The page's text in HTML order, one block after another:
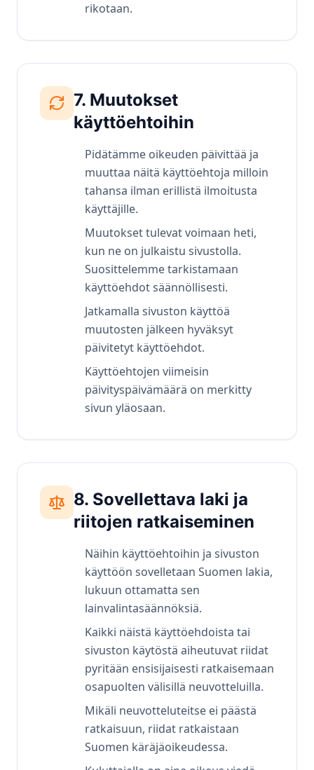
rikotaan.
7. Muutokset
käyttöehtoihin
Pidätämme oikeuden päivittää ja
muuttaa näitä käyttöehtoja milloin
tahansa ilman erillistä ilmoitusta
käyttäjille.
Muutokset tulevat voimaan heti,
kun ne on julkaistu sivustolla.
Suosittelemme tarkistamaan
käyttöehdot säännöllisesti.
Jatkamalla sivuston käyttöä
muutosten jälkeen hyväksyt
päivitetyt käyttöehdot.
Käyttöehtojen viimeisin
päivityspäivämäärä on merkitty
sivun yläosaan.
8. Sovellettava laki ja
riitojen ratkaiseminen
Näihin käyttöehtoihin ja sivuston
käyttöön sovelletaan Suomen lakia,
lukuun ottamatta sen
lainvalintasäännöksiä.
Kaikki näistä käyttöehdoista tai
sivuston käytöstä aiheutuvat riidat
pyritään ensisijaisesti ratkaisemaan
osapuolten välisillä neuvotteluilla.
Mikäli neuvotteluteitse ei päästä
ratkaisuun, riidat ratkaistaan
Suomen käräjäoikeudessa.